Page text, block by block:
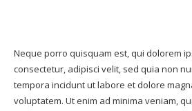
Neque porro quisquam est, qui dolorem
consectetur, adipisci velit, sed quia non
tempora incidunt ut labore et dolore
voluptatem. Ut enim ad minima veniam,